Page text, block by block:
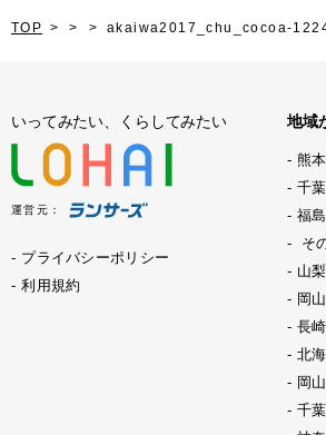
TOP akaiwa2017_chu_cocoa-
いってみたい、くらしてみたい
運営元：
プライバシーポリシー
利用規約
地域
熊
千
福
そ
山
岡
長
北
岡
千